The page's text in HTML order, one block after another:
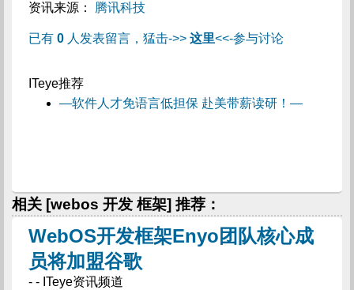
资讯来源： 腾讯科技
已有 0人发表留言，猛击->> 这里<<-参与讨论
ITeye推荐
—软件人才免语言低担保 赴美带薪读研！—
相关 [webos 开发 框架] 推荐：
WebOS开发框架Enyo团队核心成
员将加盟谷歌
- - ITeye资讯频道